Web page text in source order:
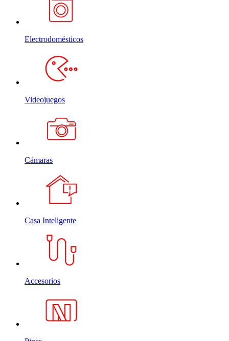
Electrodomésticos
Videojuegos
Cámaras
Casa Inteligente
Accesorios